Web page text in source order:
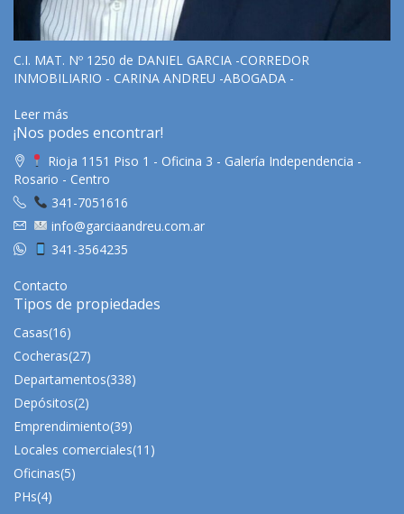
C.I. MAT. Nº 1250 de DANIEL GARCIA -CORREDOR
INMOBILIARIO - CARINA ANDREU -ABOGADA -
Leer más
¡Nos podes encontrar!
Rioja 1151 Piso 1 - Oficina 3 - Galería Independencia -
Rosario - Centro
341-7051616
info@garciaandreu.com.ar
341-3564235
Contacto
Tipos de propiedades
Casas(16)
Cocheras(27)
Departamentos(338)
Depósitos(2)
Emprendimiento(39)
Locales comerciales(11)
Oficinas(5)
PHs(4)